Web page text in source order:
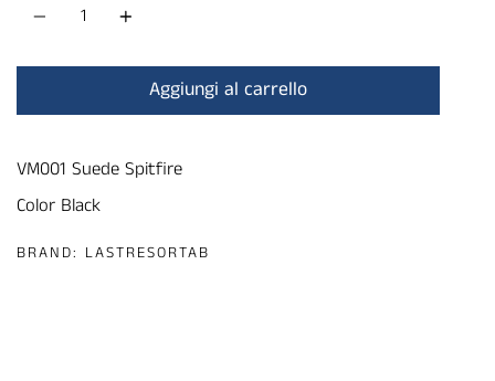
Aggiungi al carrello
VM001 Suede Spitfire
Color Black
BRAND: LASTRESORTAB